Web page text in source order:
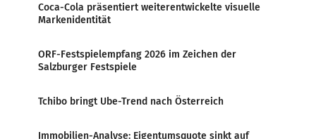
Coca-Cola präsentiert weiterentwickelte visuelle
Markenidentität
ORF-Festspielempfang 2026 im Zeichen der
Salzburger Festspiele
Tchibo bringt Ube-Trend nach Österreich
Immobilien-Analyse: Eigentumsquote sinkt auf